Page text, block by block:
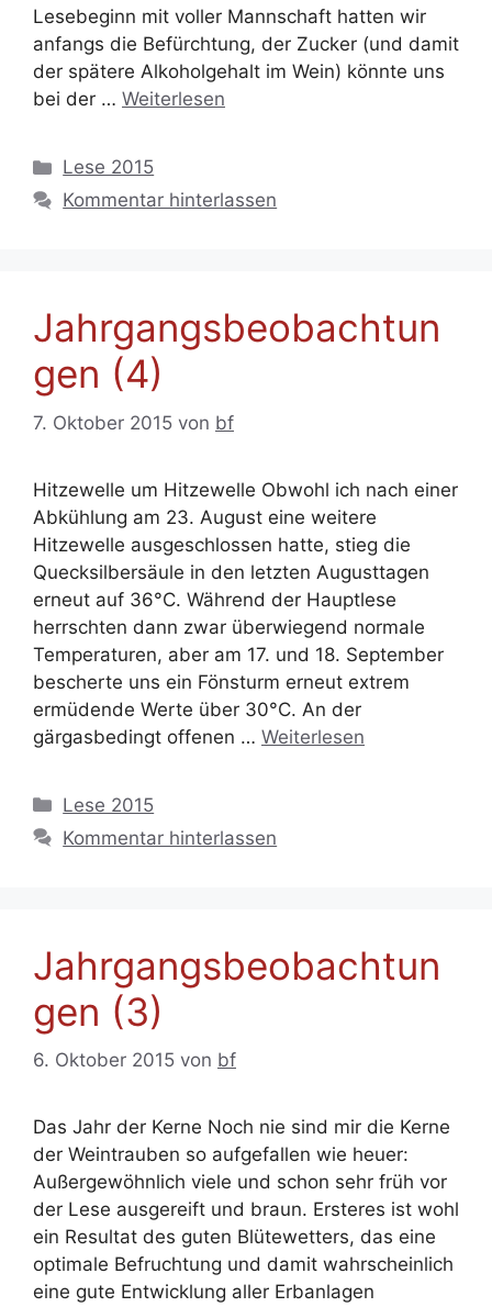
Lesebeginn mit voller Mannschaft hatten wir
anfangs die Befürchtung, der Zucker (und damit
der spätere Alkoholgehalt im Wein) könnte uns
bei der … Weiterlesen
Kategorien
Lese 2015
Kommentar hinterlassen
Jahrgangsbeobachtun
gen (4)
7. Oktober 2015 von bf
Hitzewelle um Hitzewelle Obwohl ich nach einer
Abkühlung am 23. August eine weitere
Hitzewelle ausgeschlossen hatte, stieg die
Quecksilbersäule in den letzten Augusttagen
erneut auf 36°C. Während der Hauptlese
herrschten dann zwar überwiegend normale
Temperaturen, aber am 17. und 18. September
bescherte uns ein Fönsturm erneut extrem
ermüdende Werte über 30°C. An der
gärgasbedingt offenen … Weiterlesen
Kategorien
Lese 2015
Kommentar hinterlassen
Jahrgangsbeobachtun
gen (3)
6. Oktober 2015 von bf
Das Jahr der Kerne Noch nie sind mir die Kerne
der Weintrauben so aufgefallen wie heuer:
Außergewöhnlich viele und schon sehr früh vor
der Lese ausgereift und braun. Ersteres ist wohl
ein Resultat des guten Blütewetters, das eine
optimale Befruchtung und damit wahrscheinlich
eine gute Entwicklung aller Erbanlagen